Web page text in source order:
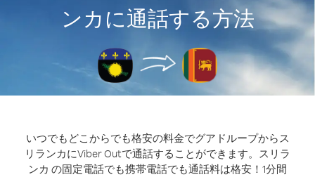
ンカに通話する方法
いつでもどこからでも格安の料金でグアドループからス
リランカにViber Outで通話することができます。 スリラ
ンカ の固定電話でも携帯電話でも通話料は格安！1分間